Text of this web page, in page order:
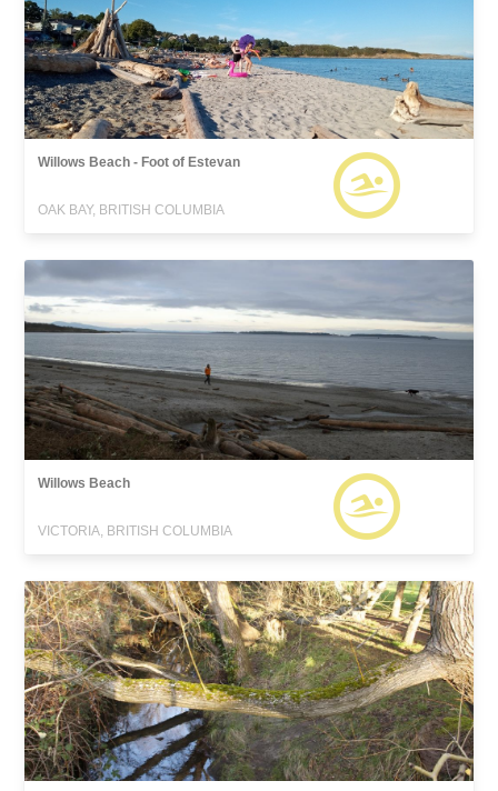
Willows Beach - Foot of Estevan
OAK BAY, BRITISH COLUMBIA
Willows Beach
VICTORIA, BRITISH COLUMBIA